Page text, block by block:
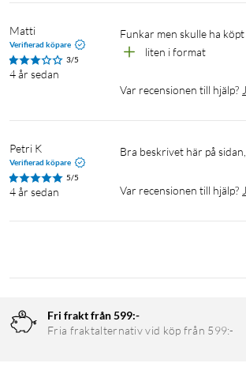
Matti
Verifierad köpare
3/5
4 år sedan
funkar men skulle ha
liten i format
Var recensionen till hjälp?
Petri K
Verifierad köpare
5/5
4 år sedan
Bra beskrivet här på
Var recensionen till hjälp?
Fri frakt från 599:-
Fria fraktalternativ vid köp från 599:-